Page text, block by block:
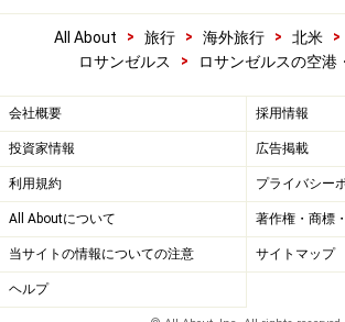
All About > 旅行 > 海外旅行 > 北米 >
ロサンゼルス
> ロサンゼルスの空港
会社概要 採用情報
投資家情報 広告掲載
利用規約 プライバシー
All Aboutについて 著作権・商標
当サイトの情報についての注意 サイトマップ
ヘルプ